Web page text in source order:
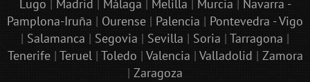
Lugo | Madrid | Málaga | Melilla | Murcia | Navarra -
Pamplona-Iruña | Ourense | Palencia | Pontevedra - Vigo
| Salamanca | Segovia | Sevilla | Soria | Tarragona |
Tenerife| Teruel| Toledo | Valencia | Valladolid | Zamora
| Zaragoza